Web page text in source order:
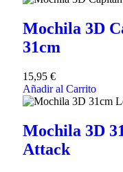
Mochila 3D
31cm
15,95 €
Añadir al Carrito
Mochila 3D
Attack